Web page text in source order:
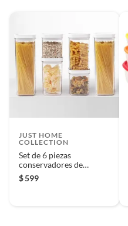
JUST HOME
COLLECTION
Set de 6 piezas
conservadores de
alimento
$599